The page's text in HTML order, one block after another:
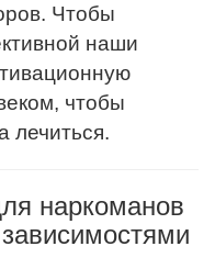
Чтобы
наши
чтобы
лечиться.
наркоманов